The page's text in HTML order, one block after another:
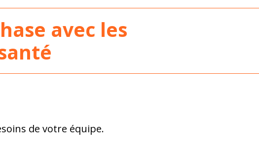
avec les
de votre équipe.